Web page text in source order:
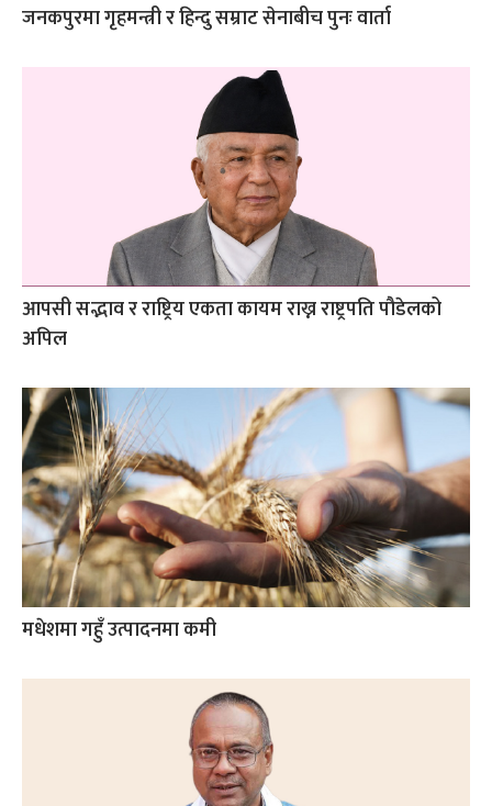
जनकपुरमा गृहमन्त्री र हिन्दु सम्राट सेनाबीच पुनः वार्ता
आपसी सद्भाव र राष्ट्रिय एकता कायम राख्न राष्ट्रपति पौडेलको
अपिल
मधेशमा गहुँ उत्पादनमा कमी